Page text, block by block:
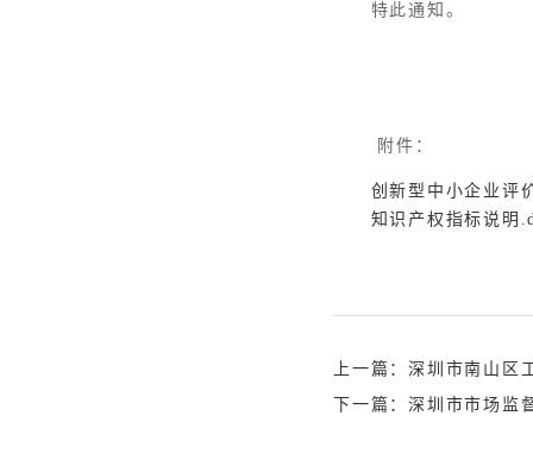
特此通知。
附件：
创新型中小企业评
知识产权指标说明
上一篇：深圳市南山
下一篇：深圳市市场